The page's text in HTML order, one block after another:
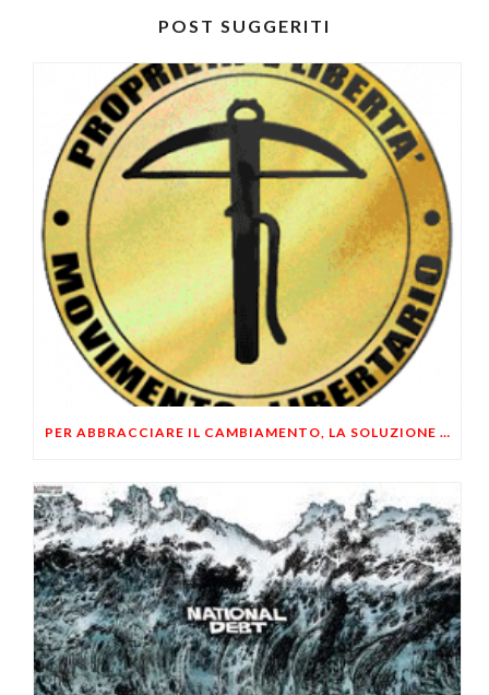
POST SUGGERITI
PER ABBRACCIARE IL CAMBIAMENTO, LA SOLUZIONE E’ INDIVIDUALE